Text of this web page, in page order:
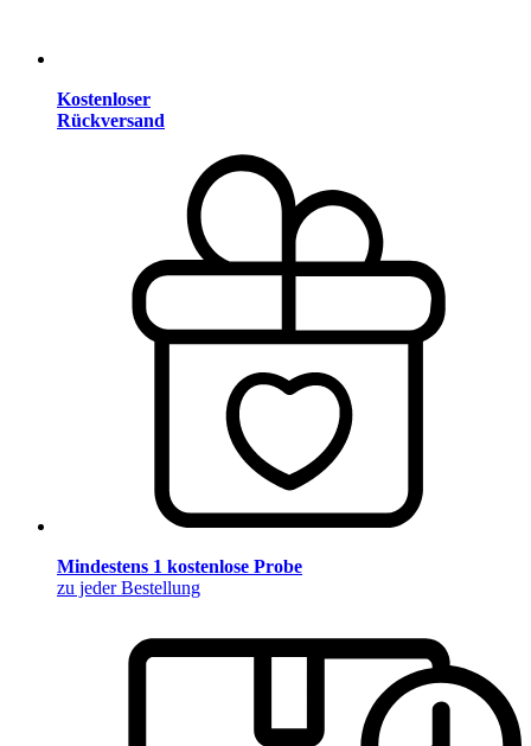
Kostenloser
Rückversand
Mindestens 1 kostenlose Probe
zu jeder Bestellung